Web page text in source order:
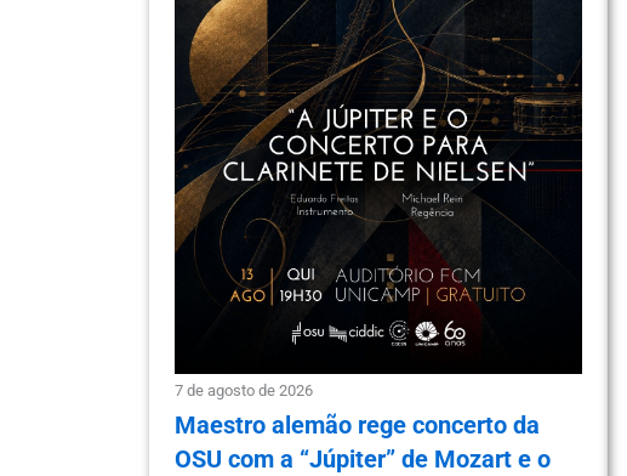
7 de agosto de 2026
Maestro alemão rege concerto da
OSU com a “Júpiter” de Mozart e o